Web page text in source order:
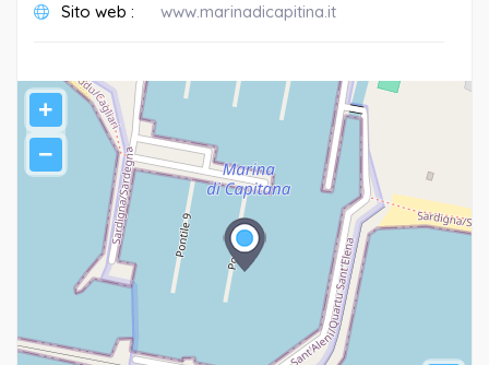
Sito web : www.marinadicapitina.it
+
−